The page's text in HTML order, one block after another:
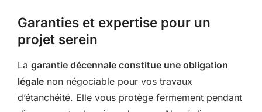
Garanties et expertise pour un
projet serein
La garantie décennale constitue une obligation
légale non négociable pour vos travaux
d’étanchéité. Elle vous protège fermement pendant